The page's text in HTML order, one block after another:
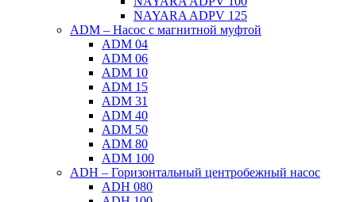
NAYARA ADPV 125
ADM – Насос с магнитной муфтой
ADM 04
ADM 06
ADM 10
ADM 15
ADM 31
ADM 40
ADM 50
ADM 80
ADM 100
ADH – Горизонтальный центробежный насос
ADH 080